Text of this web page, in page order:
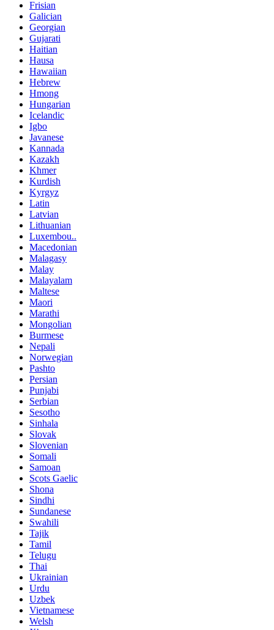
Frisian
Galician
Georgian
Gujarati
Haitian
Hausa
Hawaiian
Hebrew
Hmong
Hungarian
Icelandic
Igbo
Javanese
Kannada
Kazakh
Khmer
Kurdish
Kyrgyz
Latin
Latvian
Lithuanian
Luxembou..
Macedonian
Malagasy
Malay
Malayalam
Maltese
Maori
Marathi
Mongolian
Burmese
Nepali
Norwegian
Pashto
Persian
Punjabi
Serbian
Sesotho
Sinhala
Slovak
Slovenian
Somali
Samoan
Scots Gaelic
Shona
Sindhi
Sundanese
Swahili
Tajik
Tamil
Telugu
Thai
Ukrainian
Urdu
Uzbek
Vietnamese
Welsh